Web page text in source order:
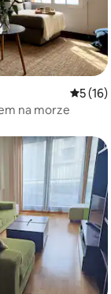
160
5 (16)
na morze